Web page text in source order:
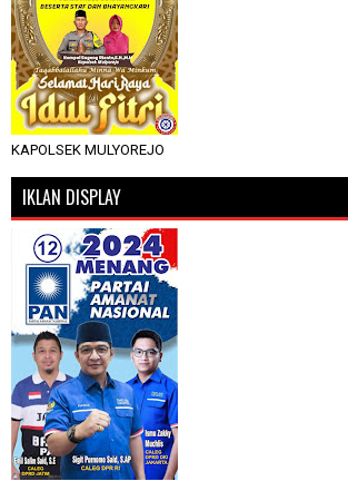
KAPOLSEK MULYOREJO
IKLAN DISPLAY